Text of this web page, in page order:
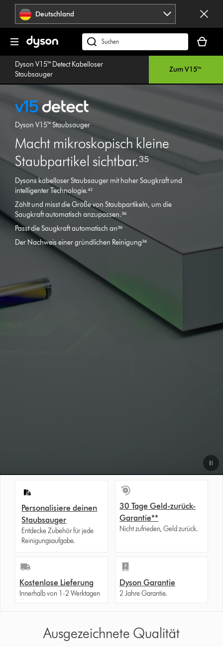
Navigation
überspringenDeutschland
dyson.de
durchsuchen
ist
leer
Dyson V15™ Detect Kabelloser
Staubsauger
Zum V15™
Dyson V15™ Staubsauger
Macht mikroskopisch kleine
Staubpartikel sichtbar.³⁵
Dysons kabelloser Staubsauger mit hoher Saugkraft und
intelligenter Technologie.⁴²
Zählt und misst die Größe von Staubpartikeln, um die
Saugkraft automatisch anzupassen.³⁶
Passt die Saugkraft automatisch an³⁶
Der Nachweis einer gründlichen Reinigung³⁶
Personalisiere deinen
Staubsauger
Entdecke Zubehör für jede
Reinigungsaufgabe.
30 Tage Geld-zurück-
Garantie**
Nicht zufrieden, Geld zurück.
Kostenlose Lieferung
Innerhalb von 1-2 Werktagen
Dyson Garantie
2 Jahre Garantie.
Ausgezeichnete Qualität